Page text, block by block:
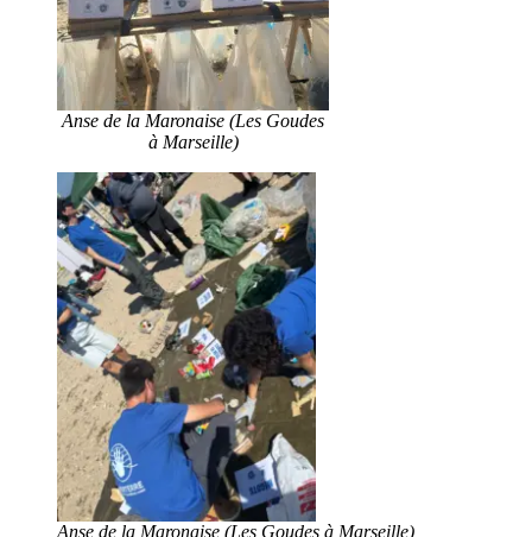
Anse de la Maronaise (Les Goudes
à Marseille)
Anse de la Maronaise (Les Goudes à Marseille)